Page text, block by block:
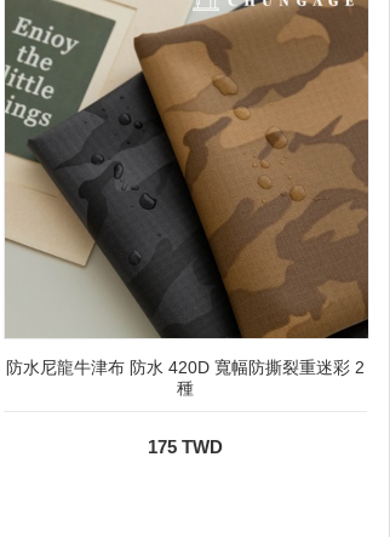
防水尼龍牛津布 防水 420D 寬幅防撕裂重迷彩 2
種
175 TWD